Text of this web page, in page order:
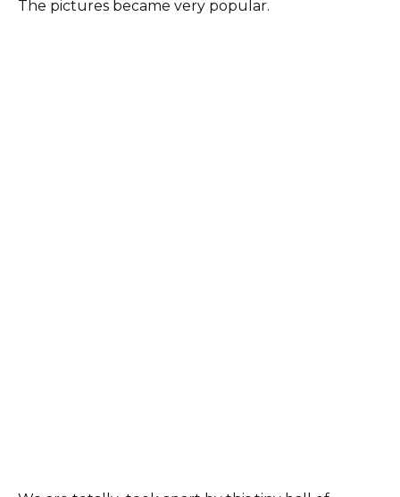
The pictures became very popular.